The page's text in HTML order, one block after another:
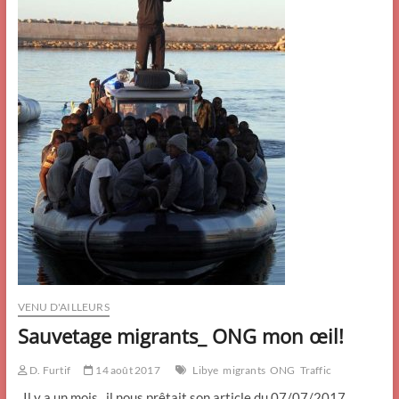
VENU D'AILLEURS
Sauvetage migrants_ ONG mon œil!
D. Furtif 14 août 2017 Libye migrants ONG Traffic